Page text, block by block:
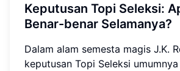
Keputusan Topi Seleksi:
Benar-benar Selamanya?
Dalam alam semesta magis J.K.
keputusan Topi Seleksi